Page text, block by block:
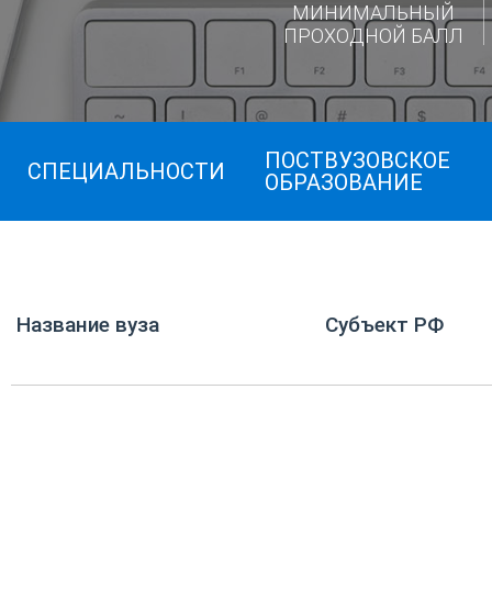
МИНИМАЛЬНЫЙ
ПРОХОДНОЙ БАЛЛ
СПЕЦИАЛЬНОСТИ
ПОСТВУЗОВСКОЕ
ОБРАЗОВАНИЕ
Название вуза Субъект РФ